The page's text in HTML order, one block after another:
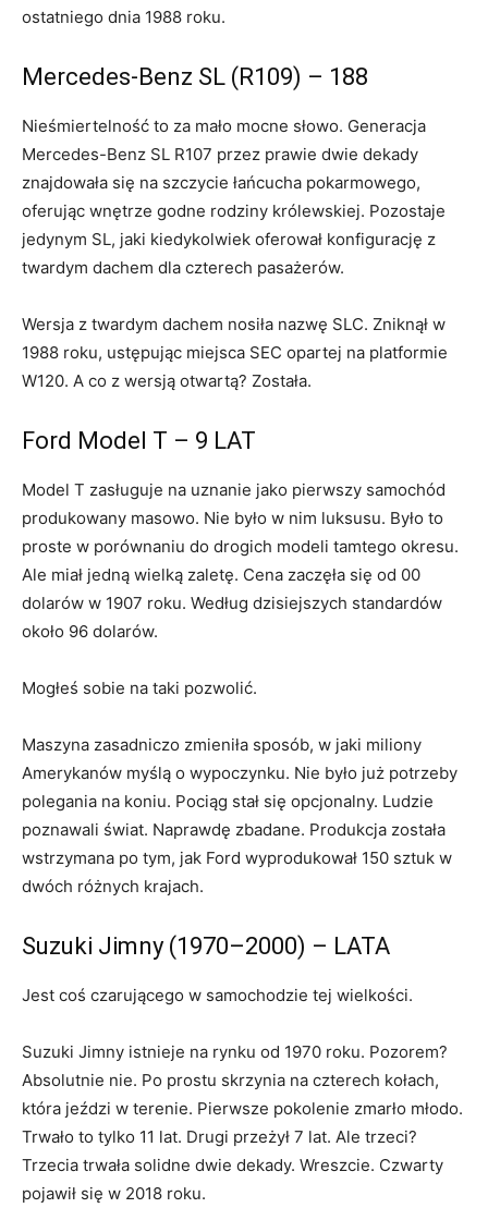
ostatniego dnia 1988 roku.
Mercedes-Benz SL (R109) – 188
Nieśmiertelność to za mało mocne słowo. Generacja
Mercedes-Benz SL R107 przez prawie dwie dekady
znajdowała się na szczycie łańcucha pokarmowego,
oferując wnętrze godne rodziny królewskiej. Pozostaje
jedynym SL, jaki kiedykolwiek oferował konfigurację z
twardym dachem dla czterech pasażerów.
Wersja z twardym dachem nosiła nazwę SLC. Zniknął w
1988 roku, ustępując miejsca SEC opartej na platformie
W120. A co z wersją otwartą? Została.
Ford Model T – 9 LAT
Model T zasługuje na uznanie jako pierwszy samochód
produkowany masowo. Nie było w nim luksusu. Było to
proste w porównaniu do drogich modeli tamtego okresu.
Ale miał jedną wielką zaletę. Cena zaczęła się od 00
dolarów w 1907 roku. Według dzisiejszych standardów
około 96 dolarów.
Mogłeś sobie na taki pozwolić.
Maszyna zasadniczo zmieniła sposób, w jaki miliony
Amerykanów myślą o wypoczynku. Nie było już potrzeby
polegania na koniu. Pociąg stał się opcjonalny. Ludzie
poznawali świat. Naprawdę zbadane. Produkcja została
wstrzymana po tym, jak Ford wyprodukował 150 sztuk w
dwóch różnych krajach.
Suzuki Jimny (1970–2000) – LATA
Jest coś czarującego w samochodzie tej wielkości.
Suzuki Jimny istnieje na rynku od 1970 roku. Pozorem?
Absolutnie nie. Po prostu skrzynia na czterech kołach,
która jeździ w terenie. Pierwsze pokolenie zmarło młodo.
Trwało to tylko 11 lat. Drugi przeżył 7 lat. Ale trzeci?
Trzecia trwała solidne dwie dekady. Wreszcie. Czwarty
pojawił się w 2018 roku.